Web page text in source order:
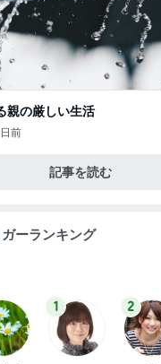
親の厳しい生活
前
記事を読む
ーランキング
1 2